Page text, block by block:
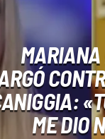
ME DIO